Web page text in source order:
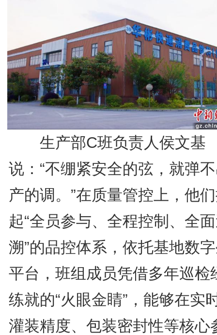
生产部C班负责人侯文基
说：“不绷紧安全的弦，就弹
产的调。”在质量管控上，他
起“全员参与、全程控制、全
溯”的品控体系，依托基地数
平台，班组成员凭借多年巡检
练就的“火眼金睛”，能够在实
灌装精度、包装密封性等核心